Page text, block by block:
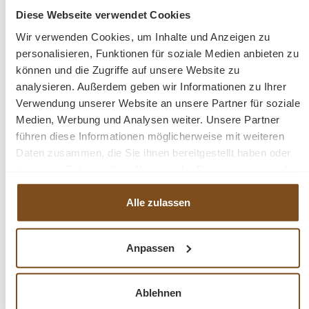
Diese Webseite verwendet Cookies
Wir verwenden Cookies, um Inhalte und Anzeigen zu
personalisieren, Funktionen für soziale Medien anbieten zu
können und die Zugriffe auf unsere Website zu
analysieren. Außerdem geben wir Informationen zu Ihrer
Verwendung unserer Website an unsere Partner für soziale
Medien, Werbung und Analysen weiter. Unsere Partner
führen diese Informationen möglicherweise mit weiteren
Daten zusammen, die Sie ihnen bereitgestellt haben oder
haben.
Alle zulassen
Anpassen
Ablehnen
geliefert und zeichnet sich durch eine äußerst solide
garantiert. Die spezifischen Ornamente, die dieses
Vertiko zieren, verleihen ihm einen charakteristischen
und eleganten Stil. Es ist nicht nur ein Möbelstück,
sondern ein Kunstwerk für Ihr Zuhause.
Abmessungen: Höhe 120 cm, Breite 80 cm, Tiefe 48
cm
100% Kieferholz
verschiedene Farben wählbar
und 8 Oberflächen (lackiert/gewachst/natur usw.) -